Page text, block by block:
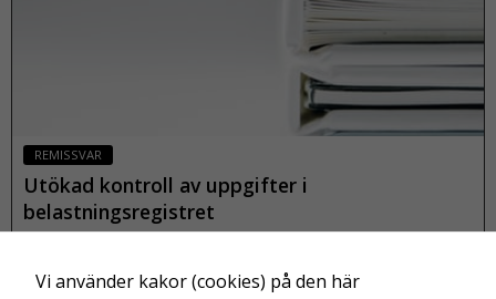
REMISSVAR
Utökad kontroll av uppgifter i
belastningsregistret
Vi använder kakor (cookies) på den här